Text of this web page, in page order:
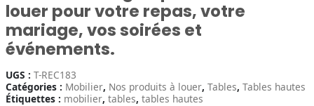
louer pour votre repas, votre
mariage, vos soirées et
événements.
UGS : T-REC183
Catégories : Mobilier, Nos produits à louer, Tables, Tables hautes
Étiquettes : mobilier, tables, tables hautes